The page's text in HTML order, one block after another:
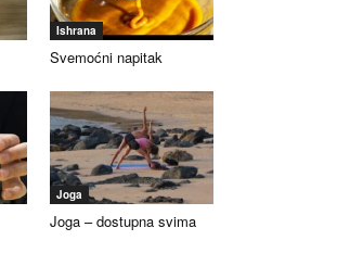
Ishrana
Svemoćni napitak
Joga
Joga – dostupna svima